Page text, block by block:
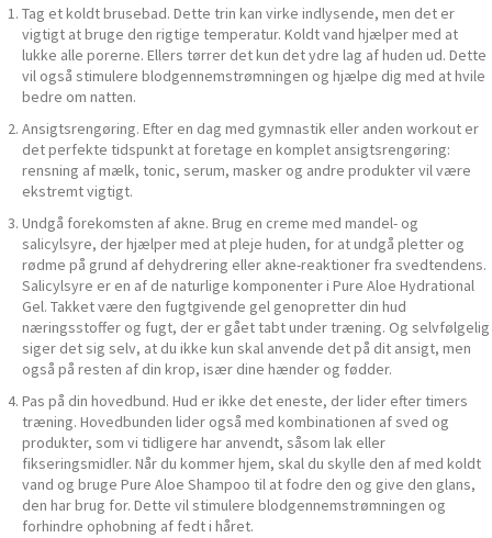
Tag et koldt brusebad. Dette trin kan virke indlysende, men det er
vigtigt at bruge den rigtige temperatur. Koldt vand hjælper med at
lukke alle porerne. Ellers tørrer det kun det ydre lag af huden ud. Dette
vil også stimulere blodgennemstrømningen og hjælpe dig med at hvile
bedre om natten.
Ansigtsrengøring. Efter en dag med gymnastik eller anden workout er
det perfekte tidspunkt at foretage en komplet ansigtsrengøring:
rensning af mælk, tonic, serum, masker og andre produkter vil være
ekstremt vigtigt.
Undgå forekomsten af ​​akne. Brug en creme med mandel- og
salicylsyre, der hjælper med at pleje huden, for at undgå pletter og
rødme på grund af dehydrering eller akne-reaktioner fra svedtendens.
Salicylsyre er en af ​​de naturlige komponenter i Pure Aloe Hydrational
Gel. Takket være den fugtgivende gel genopretter din hud
næringsstoffer og fugt, der er gået tabt under træning. Og selvfølgelig
siger det sig selv, at du ikke kun skal anvende det på dit ansigt, men
også på resten af ​​din krop, især dine hænder og fødder.
Pas på din hovedbund. Hud er ikke det eneste, der lider efter timers
træning. Hovedbunden lider også med kombinationen af ​​sved og
produkter, som vi tidligere har anvendt, såsom lak eller
fikseringsmidler. Når du kommer hjem, skal du skylle den af ​​med koldt
vand og bruge Pure Aloe Shampoo til at fodre den og give den glans,
den har brug for. Dette vil stimulere blodgennemstrømningen og
forhindre ophobning af fedt i håret.